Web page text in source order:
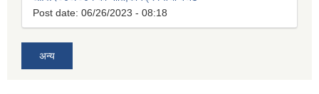
Post date: 06/26/2023 - 08:18
अन्य